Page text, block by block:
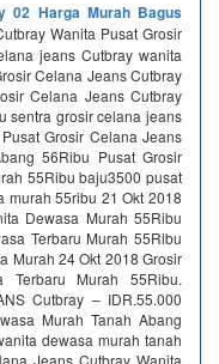
02 Harga Murah Bagus
Wanita Pusat Grosir
jeans Cutbray wanita
Celana Jeans Cutbray
Celana Jeans Cutbray
sentra grosir celana jeans
Grosir Celana Jeans
56Ribu Pusat Grosir
55Ribu baju3500 pusat
murah 55ribu 21 Okt 2018
Dewasa Murah 55Ribu
Terbaru Murah 55Ribu
Murah 24 Okt 2018 Grosir
Terbaru Murah 55Ribu.
Cutbray – IDR.55.000
Murah Tanah Abang
dewasa murah tanah
Jeans Cutbray Wanita